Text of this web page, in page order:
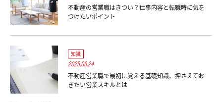
不動産の営業職はきつい？仕事内容と転職時に気を
つけたいポイント
知識
2025.06.24
不動産営業職で最初に覚える基礎知識、押さえてお
きたい営業スキルとは